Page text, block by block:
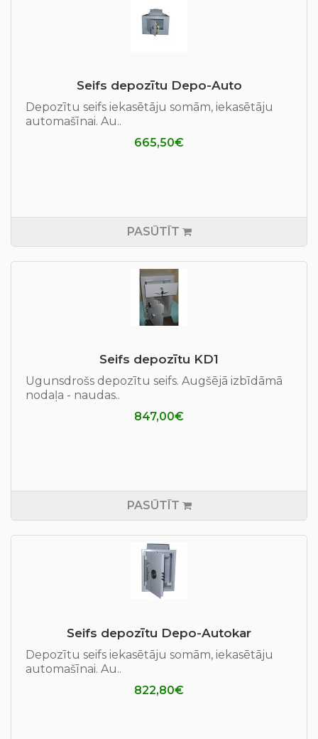
Seifs depozītu Depo-Auto
Depozītu seifs iekasētāju somām, iekasētāju
automašīnai. Au..
665,50€
PASŪTĪT
Seifs depozītu KD1
Ugunsdrošs depozītu seifs. Augšējā izbīdāmā
nodaļa - naudas..
847,00€
PASŪTĪT
Seifs depozītu Depo-Autokar
Depozītu seifs iekasētāju somām, iekasētāju
automašīnai. Au..
822,80€